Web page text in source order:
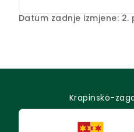
Datum zadnje izmjene:
Krapinsko-